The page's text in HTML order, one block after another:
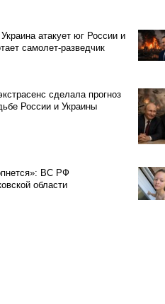
атакует юг России и
самолет-разведчик
сделала прогноз
России и Украины
ВС РФ
области